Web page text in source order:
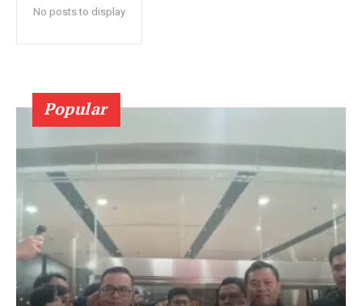
No posts to display
Popular